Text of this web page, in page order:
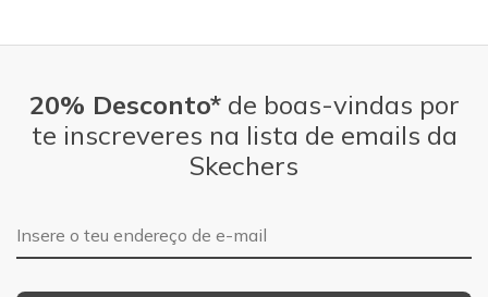
20% Desconto*de boas-vindas por
te inscreveres na lista de emails da
Skechers
Endereço de e-mail